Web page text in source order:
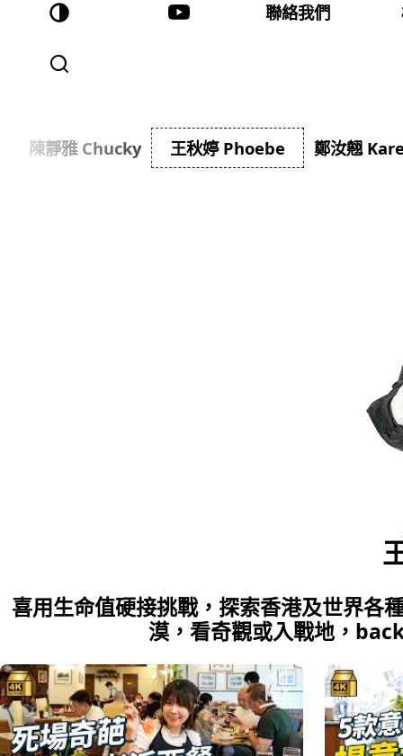
聯絡我們
陳靜雅 Chucky 王秋婷 Phoebe 鄭汝翹
喜用生命值硬接挑戰，探索香港及世界各
漠，看奇觀或入戰地，